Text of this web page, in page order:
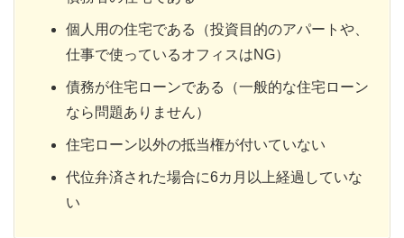
個人用の住宅である（投資目的のアパートや、
仕事で使っているオフィスはNG）
債務が住宅ローンである（一般的な住宅ローン
なら問題ありません）
住宅ローン以外の抵当権が付いていない
代位弁済された場合に6カ月以上経過していな
い